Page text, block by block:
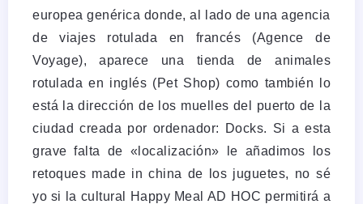
europea genérica donde, al lado de una agencia
de viajes rotulada en francés (Agence de
Voyage), aparece una tienda de animales
rotulada en inglés (Pet Shop) como también lo
está la dirección de los muelles del puerto de la
ciudad creada por ordenador: Docks. Si a esta
grave falta de «localización» le añadimos los
retoques made in china de los juguetes, no sé
yo si la cultural Happy Meal AD HOC permitirá a